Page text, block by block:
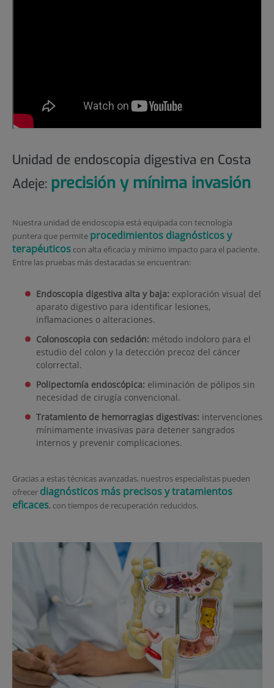
Unidad de endoscopia digestiva en Costa
Adeje: precisión y mínima invasión
Nuestra unidad de endoscopia está equipada con tecnología
puntera que permite procedimientos diagnósticos y
terapéuticoscon alta eficacia y mínimo impacto para el paciente.
Entre las pruebas más destacadas se encuentran:
Endoscopia digestiva alta y baja: exploración visual del
aparato digestivo para identificar lesiones,
inflamaciones o alteraciones.
Colonoscopia con sedación: método indoloro para el
estudio del colon y la detección precoz del cáncer
colorrectal.
Polipectomía endoscópica: eliminación de pólipos sin
necesidad de cirugía convencional.
Tratamiento de hemorragias digestivas: intervenciones
mínimamente invasivas para detener sangrados
internos y prevenir complicaciones.
Gracias a estas técnicas avanzadas, nuestros especialistas pueden
ofrecer diagnósticos más precisos y tratamientos
eficaces, con tiempos de recuperación reducidos.